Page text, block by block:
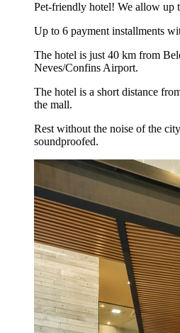
Pet-friendly hotel! We allow up
Up to 6 payment installments
The hotel is just 40 km from
Neves/Confins Airport.
The hotel is a short distance
the mall.
Rest without the noise of the
soundproofed.